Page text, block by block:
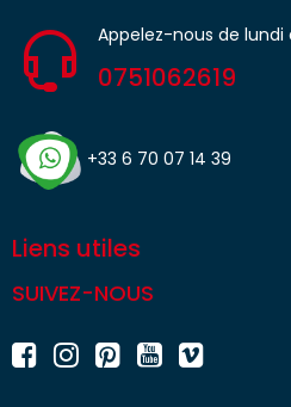
Appelez-nous de lundi
0751062619
+33 6 70 07 14 39
Liens utiles
SUIVEZ-NOUS